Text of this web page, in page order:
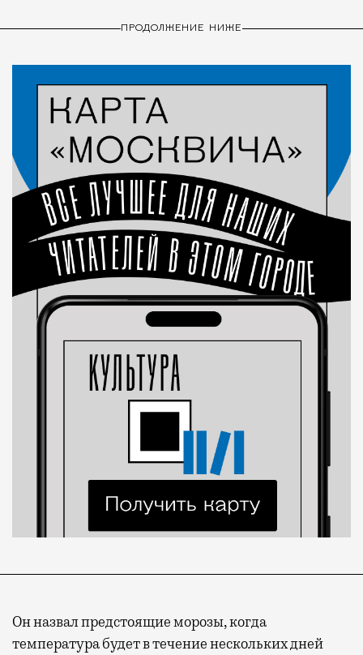
ПРОДОЛЖЕНИЕ НИЖЕ
Он назвал предстоящие морозы, когда
температура будет в течение нескольких дней